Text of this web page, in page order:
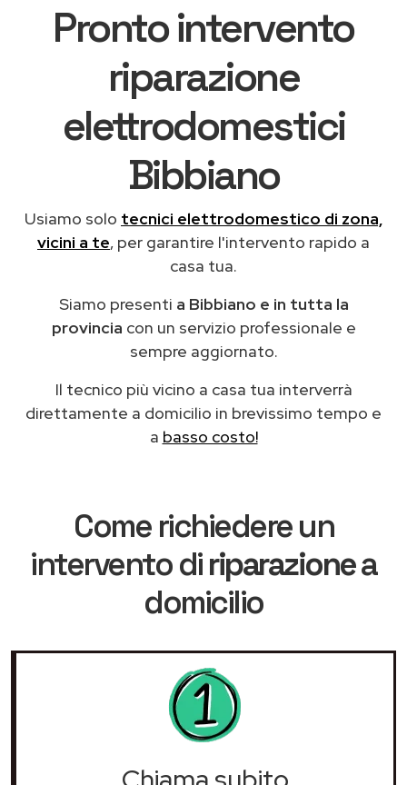
Pronto intervento
riparazione
elettrodomestici
Bibbiano
Usiamo solo tecnici elettrodomestico di zona,
vicini a te, per garantire l'intervento rapido a
casa tua.
Siamo presenti a Bibbiano e in tutta la
provincia con un servizio professionale e
sempre aggiornato.
Il tecnico più vicino a casa tua interverrà
direttamente a domicilio in brevissimo tempo e
a basso costo!
Come richiedere un
intervento diriparazionea
domicilio